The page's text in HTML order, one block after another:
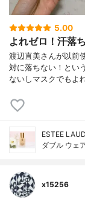
5.00
よれゼロ！汗落
渡辺直美さんが以前
対に落ちない！とい
ないしマスクでもよ
ESTEE
ダブル ウェ
x15256